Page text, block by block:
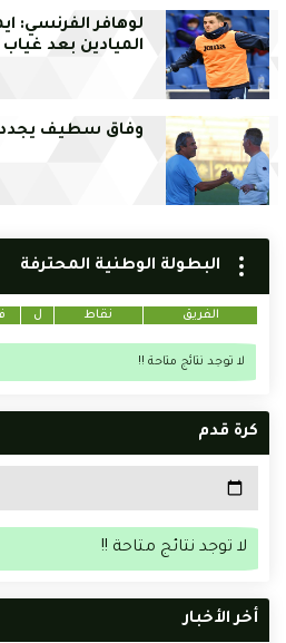
لوهافر الفرنسي:
الميادين بعد
وفاق سطيف يجدد
البطولة الوطنية المحترفة
الفريق نقاط ل
لا توجد نتائج متاحة !!
كرة قدم
لا توجد نتائج متاحة !!
أخر الأخبار